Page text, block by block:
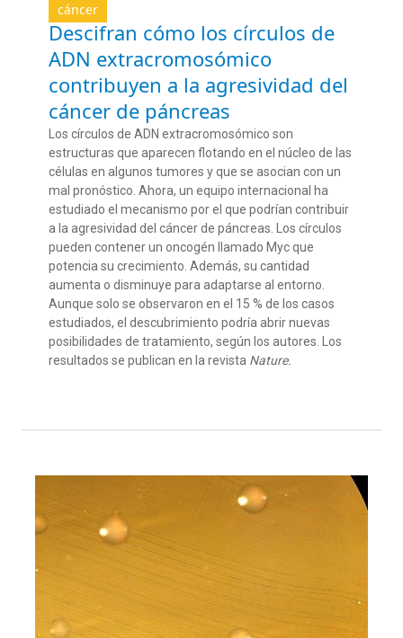
cáncer
Descifran cómo los círculos de
ADN extracromosómico
contribuyen a la agresividad del
cáncer de páncreas
Los círculos de ADN extracromosómico son
estructuras que aparecen flotando en el núcleo de las
células en algunos tumores y que se asocian con un
mal pronóstico. Ahora, un equipo internacional ha
estudiado el mecanismo por el que podrían contribuir
a la agresividad del cáncer de páncreas. Los círculos
pueden contener un oncogén llamado Myc que
potencia su crecimiento. Además, su cantidad
aumenta o disminuye para adaptarse al entorno.
Aunque solo se observaron en el 15 % de los casos
estudiados, el descubrimiento podría abrir nuevas
posibilidades de tratamiento, según los autores. Los
resultados se publican en la revista Nature.